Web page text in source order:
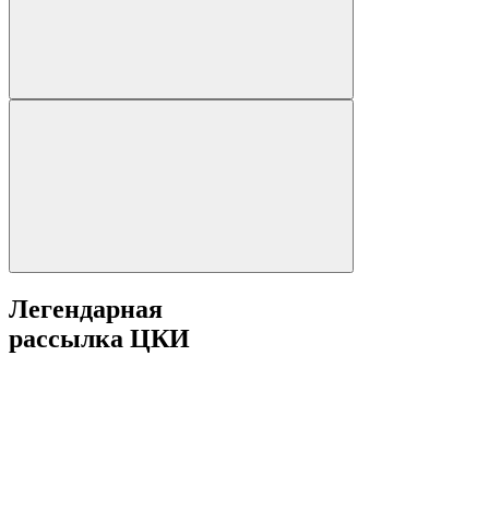
Легендарная
рассылка ЦКИ